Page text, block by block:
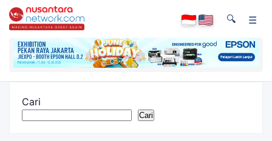
🔍 ☰
Cari
Cari